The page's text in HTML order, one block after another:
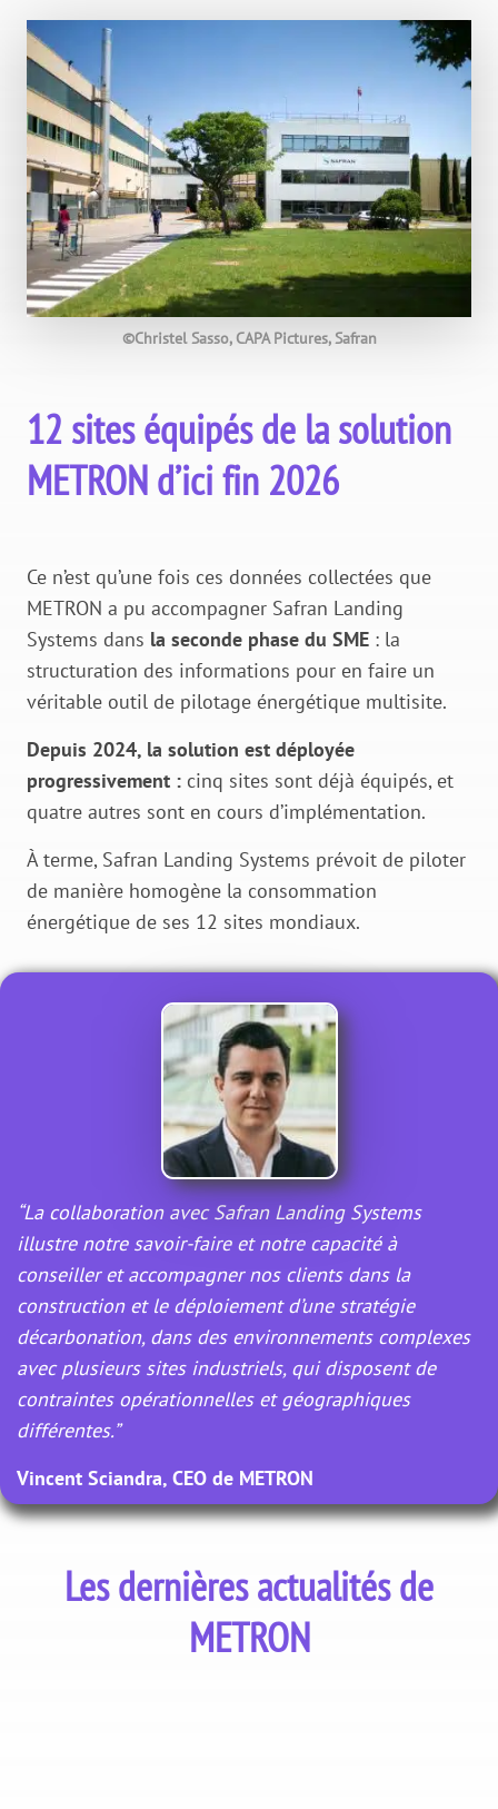
©Christel Sasso, CAPA Pictures, Safran
12 sites équipés de la solution
METRON d’ici fin 2026
Ce n’est qu’une fois ces données collectées que
METRON a pu accompagner Safran Landing
Systems dans la seconde phase du SME : la
structuration des informations pour en faire un
véritable outil de pilotage énergétique multisite.
Depuis 2024, la solution est déployée
progressivement : cinq sites sont déjà équipés, et
quatre autres sont en cours d’implémentation.
À terme, Safran Landing Systems prévoit de piloter
de manière homogène la consommation
énergétique de ses 12 sites mondiaux.
“La collaboration avec Safran Landing Systems
illustre notre savoir-faire et notre capacité à
conseiller et accompagner nos clients dans la
construction et le déploiement d’une stratégie
décarbonation, dans des environnements complexes
avec plusieurs sites industriels, qui disposent de
contraintes opérationnelles et géographiques
différentes.”
Vincent Sciandra, CEO de METRON
Les dernières actualités de
METRON